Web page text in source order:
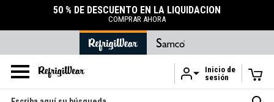
Ir al contenido principal
50 % DE DESCUENTO EN LA LIQUIDACIÓN
COMPRAR AHORA
Inicio de
sesión
Buscar